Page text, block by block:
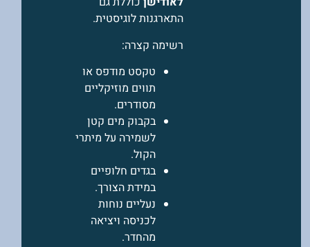
התארגנות לוגיסטית.
רשימה קצרה:
טקסט מודפס או
תווים מוזיקליים
מסודרים.
בקבוק מים קטן
לשמירה על מיתרי
הקול.
בגדים חלופיים
במידת הצורך.
נעליים נוחות
לכניסה ויציאה
מהחדר.